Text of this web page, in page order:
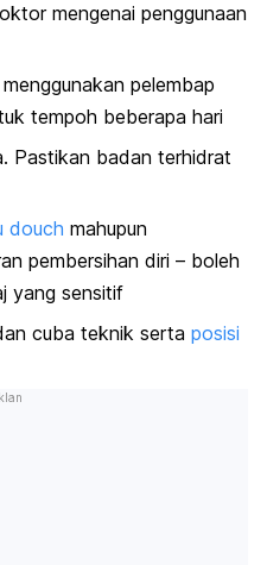
mengenai penggunaan
pelembap
tempoh beberapa hari
Pastikan badan terhidrat
douch mahupun
pembersihan diri – boleh
yang sensitif
cuba teknik serta posisi